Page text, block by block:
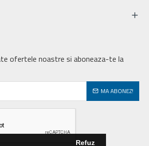
Refuz
ofertele noastre si aboneaza-te la
MA ABONEZ!